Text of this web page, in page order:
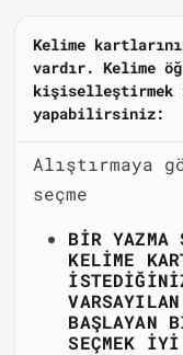
Kelime
vardır. Kelime
kişiselleştirmek
yapabilirsiniz:
Alıştırmaya
seçme
BIR YAZMA
KELIME
BAŞLAYAN
SEÇMEK